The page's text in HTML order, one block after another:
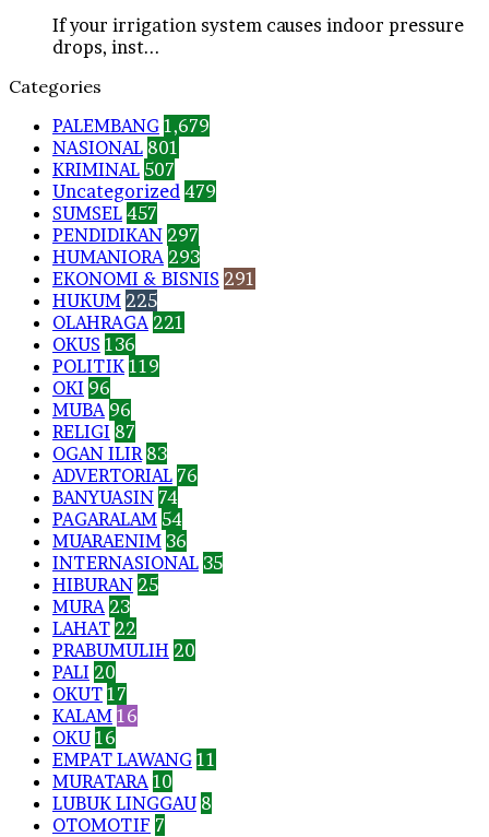
If your irrigation system causes indoor pressure
drops, inst...
Categories
PALEMBANG 1,679
NASIONAL 801
KRIMINAL 507
Uncategorized 479
SUMSEL 457
PENDIDIKAN 297
HUMANIORA 293
EKONOMI & BISNIS 291
HUKUM 225
OLAHRAGA 221
OKUS 136
POLITIK 119
OKI 96
MUBA 96
RELIGI 87
OGAN ILIR 83
ADVERTORIAL 76
BANYUASIN 74
PAGARALAM 54
MUARAENIM 36
INTERNASIONAL 35
HIBURAN 25
MURA 23
LAHAT 22
PRABUMULIH 20
PALI 20
OKUT 17
KALAM 16
OKU 16
EMPAT LAWANG 11
MURATARA 10
LUBUK LINGGAU 8
OTOMOTIF 7